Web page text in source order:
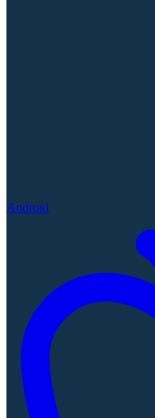
Android